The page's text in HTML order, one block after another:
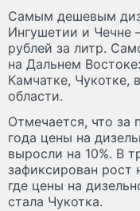
Самым дешевым
Ингушетии и Чечне
рублей за литр.
на Дальнем
Камчатке, Чукотке,
области.
Отмечается, что за
года цены на
выросли на 10%. В
зафиксирован рост
где цены на
стала Чукотка.